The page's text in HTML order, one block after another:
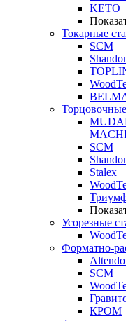
KETO
Токарные
SCM
SCM
Stalex
Усорезные
Форматно-
SCM
КРОМ